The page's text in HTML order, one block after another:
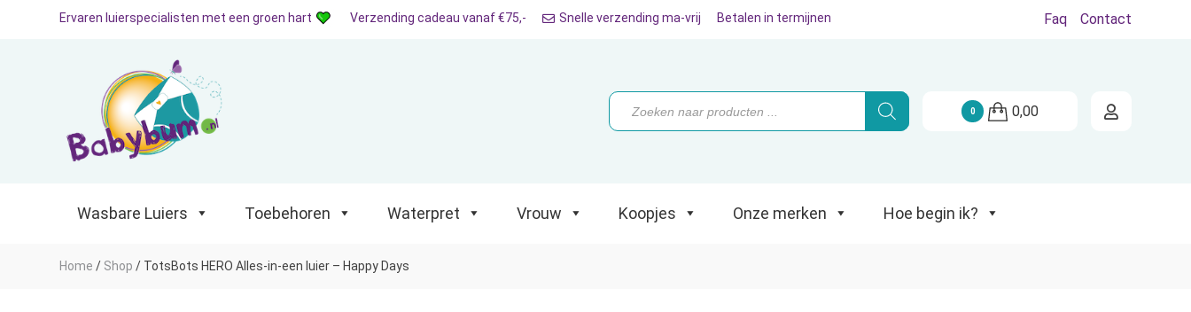
Wasbare Luiers Toebehoren Koopjes Onze merken Hoe begin ik?
Ervaren luierspecialisten met een groen hart Verzending cadeau vanaf €75,- Snelle verzending ma-vrij Betalen in termijnen Faq Contact
Producten
zoeken
0 0,00
Wasbare Luiers Toebehoren Waterpret Vrouw Koopjes Onze merken Hoe begin ik?
Home / Shop / TotsBots HERO Alles-in-een luier – Happy Days